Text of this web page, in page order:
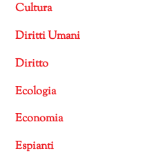
Cultura
Diritti Umani
Diritto
Ecologia
Economia
Espianti